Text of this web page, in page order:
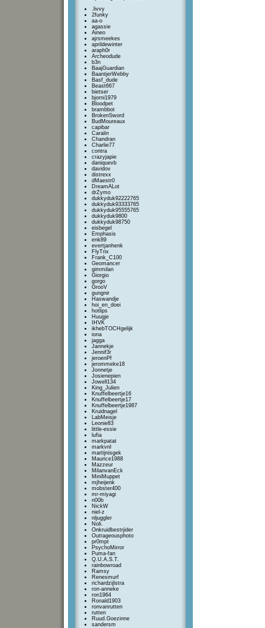
.livvy
2funky
aa-o
agassie
Aineo
ajrsmeekes
aprildewinter
araph0r
Archeodude
b3n
BaajGuardian
BaantjerWebby
Basf_dude
Beast667
bietser
bjorni1979
Bloodpet
brambbot
BrokenSword
BudMoureaux
capibar
Caralin
Chandran
Charlie77
contra
crazyjapie
daniquevb
davidov
distrexx
dMaestr0
DreamALot
drZymo
dukkyduk92222765
dukkyduk93333765
dukkyduk95555765
dukkyduk9800
dukkyduk98750
eisbegel
Emphasis
enk89
evertjanhenk
FlyTrix
Frank_C100
Geomancer
gimmilan
Giorgio
gorgo
GrooV
gungnir
Haswandje
hoi_en_doei
hotlips
Huugje
IHVK
ikhebTOCHgelijk
iona
jagga
Jannekje
Jennif3r
jeroenPf
jerommeke18
Jonnetje
Josienepien
Jowell134
King_Julien
Knuffelbeertje16
Knuffelbeertje17
Knuffelbeertje1987
Kruidnagel
LabMeisje
Leonie83
little-essie
lufia
markpatat
markvnl
martijnisgek
Maurice1988
Mazzeur
MilanvanEck
MiniMuppet
mjheijenk
mobster400
mr-miyagi
n00b
NickW
niel-z
nljuggler
Noli.
Onkruidbestrjider
Outrageousphoto
pr0mpt
PsychoMirror
Puma-fan
Q.U.A.S.T.
rainbowroad
Ramsy
Renesmurf
richardzijlstra
ron-anneke
ron1964
Ronald1903
ronvanrutten
rutten
Ruud.Goezinne
sandersm